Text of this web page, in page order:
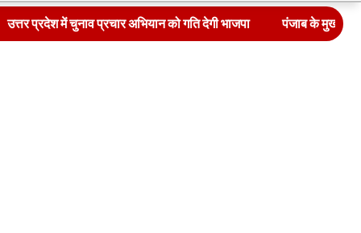
उत्तर प्रदेश में चुनाव प्रचार अभियान को गति देगी भाजपा पंजाब के